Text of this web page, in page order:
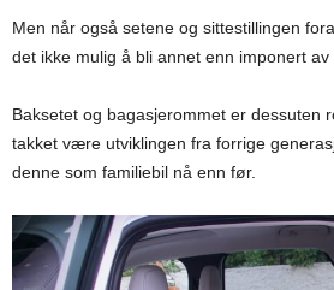
Men når også setene og sittestillingen
det ikke mulig å bli annet enn imponert av
Baksetet og bagasjerommet er dessuten
takket være utviklingen fra forrige
denne som familiebil nå enn før.